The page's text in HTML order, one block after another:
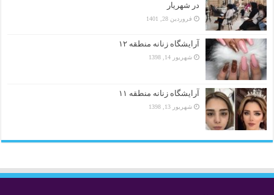
در شهریار
فروردین 28, 1401
آرایشگاه زنانه منطقه ۱۲
شهریور 14, 1398
آرایشگاه زنانه منطقه ۱۱
شهریور 13, 1398